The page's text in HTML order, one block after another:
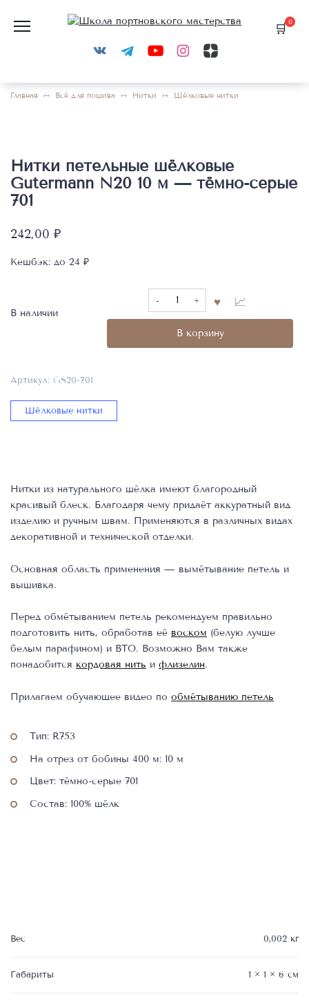
содержанию
0
Главная Всё для пошива Нитки Шёлковые нитки
Нитки петельные шёлковые
Gutermann N20 10 м — тёмно-серые
701
242,00 ₽
Кешбэк: до 24 ₽
В наличии
Количество
товара
петельныеВ корзину
Артикул: GS20-701
Шёлковые нитки
Нитки из натурального шёлка имеют благородный
красивый блеск. Благодаря чему придаёт аккуратный вид
изделию и ручным швам. Применяются в различных видах
декоративной и технической отделки.
Основная область применения — вымётывание петель и
вышивка.
Перед обмётыванием петель рекомендуем правильно
подготовить нить, обработав её воском (белую лучше
белым парафином) и ВТО. Возможно Вам также
понадобится кордовая нить и флизелин.
Прилагаем обучающее видео по обмётыванию петель
Тип: R753
На отрез от бобины 400 м: 10 м
Цвет: тёмно-серые 701
Состав: 100% шёлк
Вес 0,002 кг
Габариты 1 × 1 × 6 см